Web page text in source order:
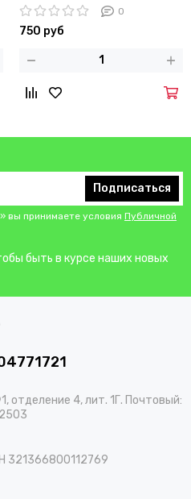
КМ-5100
0
750 руб
Подписаться
вы принимаете условия Публичной
быть в курсе наших новых
отделение 4, лит. 1Г. Почтовый:
321366800112769